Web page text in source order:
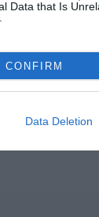
Data that Is
CONFIRM
Data Deletion